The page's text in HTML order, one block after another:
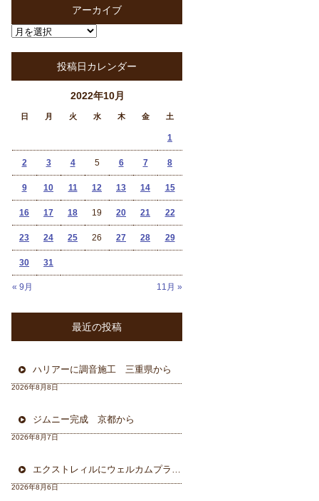
アーカイブ
投稿日カレンダー
2022年10月
日 月 火 水 木 金 土
« 9月 11月 »
1
2 3 4 5 6 7 8
9 10 11 12 13 14 15
16 17 18 19 20 21 22
23 24 25 26 27 28 29
30 31
最近の投稿
ハリアーに調音施工 三重県から
2026年8月8日
ジムニー完成 京都から
2026年8月7日
エクストレィルにウェルカムプラン フォーカル三重県から
2026年8月6日